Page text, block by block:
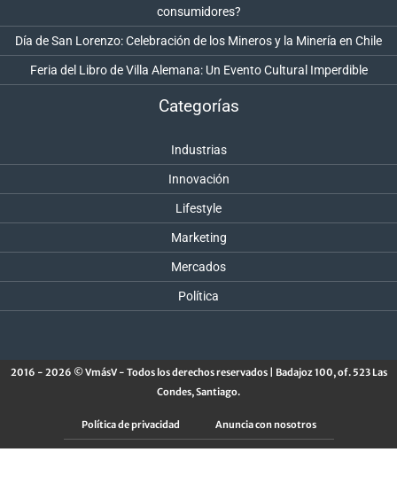
consumidores?
Día de San Lorenzo: Celebración de los Mineros y la Minería en Chile
Feria del Libro de Villa Alemana: Un Evento Cultural Imperdible
Categorías
Industrias
Innovación
Lifestyle
Marketing
Mercados
Política
2016 - 2026 © VmásV - Todos los derechos reservados | Badajoz 100, of. 523 Las
Condes, Santiago.
Política de privacidad Anuncia con nosotros